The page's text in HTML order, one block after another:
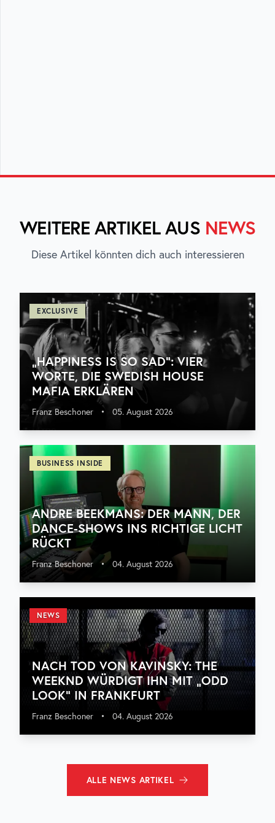
WEITERE ARTIKEL AUS NEWS
Diese Artikel könnten dich auch interessieren
EXCLUSIVE
„HAPPINESS IS SO SAD“: VIER
WORTE, DIE SWEDISH HOUSE
MAFIA ERKLÄREN
Franz Beschoner • 05. August 2026
BUSINESS INSIDE
ANDRE BEEKMANS: DER MANN, DER
DANCE-SHOWS INS RICHTIGE LICHT
RÜCKT
Franz Beschoner • 04. August 2026
NEWS
NACH TOD VON KAVINSKY: THE
WEEKND WÜRDIGT IHN MIT „ODD
LOOK“ IN FRANKFURT
Franz Beschoner • 04. August 2026
ALLE NEWS ARTIKEL